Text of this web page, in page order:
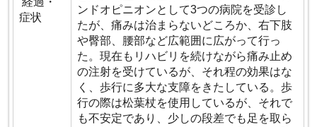
症状
ンドオピニオンとして3つの病院を受診し
たが、痛みは治まらないどころか、右下肢
や臀部、腰部など広範囲に広がって行っ
た。現在もリハビリを続けながら痛み止め
の注射を受けているが、それ程の効果はな
く、歩行に多大な支障をきたしている。歩
行の際は松葉杖を使用しているが、それで
も不安定であり、少しの段差でも足を取ら